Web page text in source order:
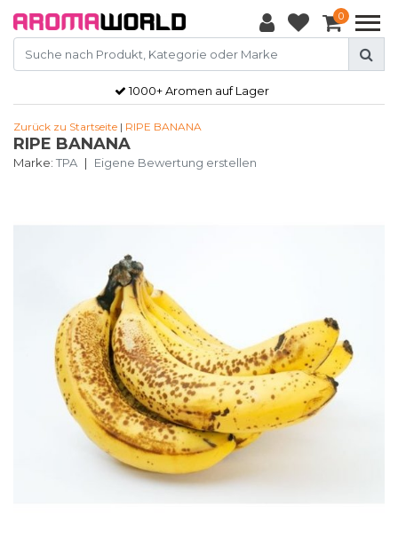
0
1000+ Aromen auf Lager
Zurück zu Startseite | RIPE BANANA
RIPE BANANA
Marke: TPA | Eigene Bewertung erstellen